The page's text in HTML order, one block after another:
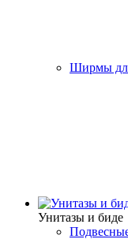
Ширмы
Унитазы и биде